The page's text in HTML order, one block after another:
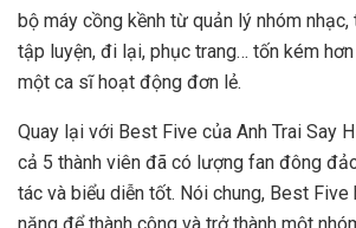
bộ máy cồng kềnh từ quản lý nhóm
tập luyện, đi lại, phục trang… tốn kém
một ca sĩ hoạt động đơn lẻ.
Quay lại với Best Five của Anh Trai Say
cả 5 thành viên đã có lượng fan đông
tác và biểu diễn tốt. Nói chung, Best Five
năng để thành công và trở thành một